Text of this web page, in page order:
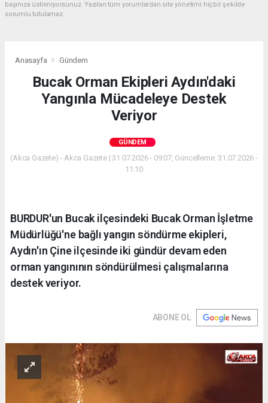
başınıza üstleniyorsunuz. Yazılan tüm yorumlardan site yönetimi hiçbir şekilde
sorumlu tutulamaz.
Anasayfa Gündem
Bucak Orman Ekipleri Aydın'daki
Yangınla Mücadeleye Destek
Veriyor
GÜNDEM
(Akca Gazete) - Akca Gazete | 31.07.2026 - 09:07, Güncelleme: 31.07.2026 -
11:10
BURDUR'un Bucak ilçesindeki Bucak Orman İşletme
Müdürlüğü'ne bağlı yangın söndürme ekipleri,
Aydın'ın Çine ilçesinde iki gündür devam eden
orman yangınının söndürülmesi çalışmalarına
destek veriyor.
ABONE OL